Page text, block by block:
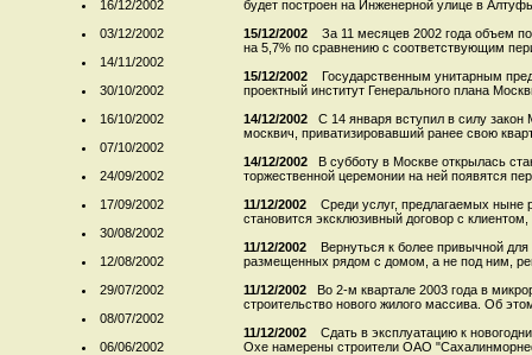
16/12/2002
03/12/2002
14/11/2002
30/10/2002
16/10/2002
07/10/2002
24/09/2002
17/09/2002
30/08/2002
12/08/2002
29/07/2002
08/07/2002
06/06/2002
будет построен на Инженерной улице в
15/12/2002
За 11 месяцев 2002 года объем
на 5,7% по сравнению с соответствующим
15/12/2002
Государственным унитарным
проектный институт Генерального плана
14/12/2002
C 14 января вступил в силу
москвич, приватизировавший ранее свою
14/12/2002
В субботу в Москве открылась
торжественной церемонии на ней появятся
11/12/2002
Среди услуг, предлагаемых
становится эксклюзивный договор с клиентом,
11/12/2002
Вернуться к более привычной
размещенных рядом с домом, а не под ним,
11/12/2002
Во 2-м квартале 2003 года в
строительство нового жилого массива. Об
11/12/2002
Сдать в эксплуатацию к
Охе намерены строители ОАО